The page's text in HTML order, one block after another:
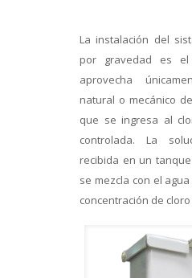
La instalación del
por gravedad es
aprovecha
natural o mecánico
que se ingresa al
controlada. La
recibida en un
se mezcla con el
concentración de